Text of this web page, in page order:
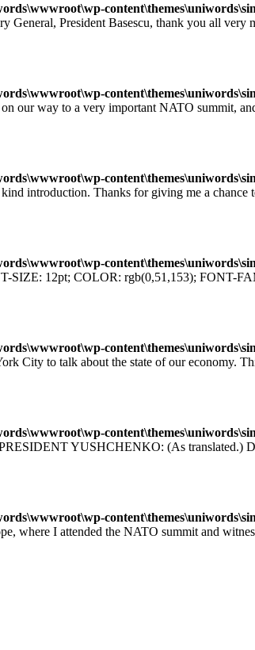
President Basescu, thank you all very
way to a very important NATO summit, and
Thanks for giving me a chance
12pt; COLOR: rgb(0,51,153); FONT-
to talk about the state of our economy.
YUSHCHENKO: (As translated.)
I attended the NATO summit and